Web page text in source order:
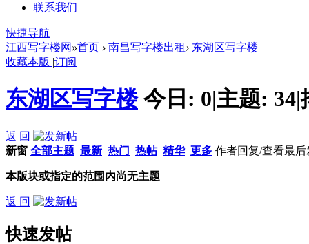
联系我们
快捷导航
江西写字楼网 »首页 › 南昌写字楼出租 › 东湖区写字楼
收藏本版 |订阅
东湖区写字楼 今日: 0|主题: 34|
返 回
新窗 全部主题 最新 热门 热帖 精华 更多 作者回复/查看最后
本版块或指定的范围内尚无主题
返 回
快速发帖